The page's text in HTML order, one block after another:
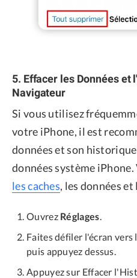
5. Effacer les Données et
Navigateur
Si vous utilisez
votre iPhone, il est
données et son
données système
les caches, les données
Ouvrez Réglages.
Faites défiler l'écran vers
puis appuyez dessus.
Appuyez sur Effacer